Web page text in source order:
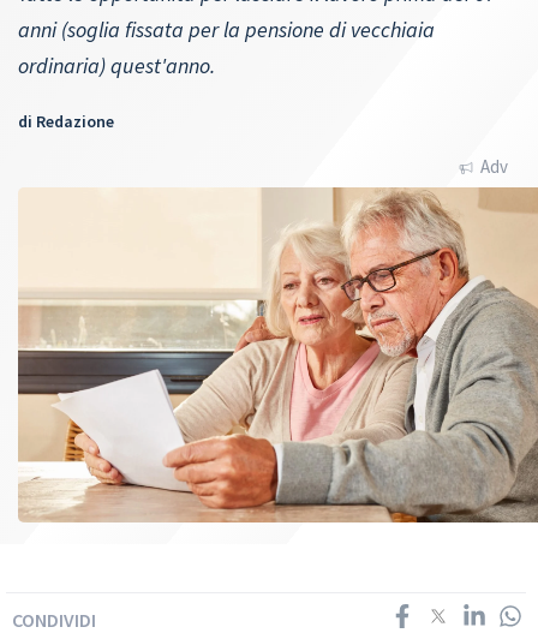
anni (soglia fissata per la pensione di vecchiaia
ordinaria) quest'anno.
di Redazione
Adv
CONDIVIDI